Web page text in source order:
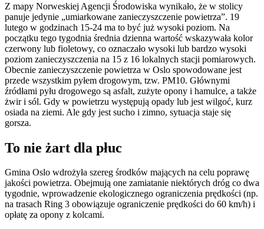
Z mapy Norweskiej Agencji Środowiska wynikało, że ​​w stolicy
panuje jedynie „umiarkowane zanieczyszczenie powietrza”. 19
lutego w godzinach 15-24 ma to być już wysoki poziom. Na
początku tego tygodnia średnia dzienna wartość wskazywała kolor
czerwony lub fioletowy, co oznaczało wysoki lub bardzo wysoki
poziom zanieczyszczenia na 15 z 16 lokalnych stacji pomiarowych.
Obecnie zanieczyszczenie powietrza w Oslo spowodowane jest
przede wszystkim pyłem drogowym, tzw. PM10. Głównymi
źródłami pyłu drogowego są asfalt, zużyte opony i hamulce, a także
żwir i sól. Gdy w powietrzu występują opady lub jest wilgoć, kurz
osiada na ziemi. Ale gdy jest sucho i zimno, sytuacja staje się
gorsza.
To nie żart dla płuc
Gmina Oslo wdrożyła szereg środków mających na celu poprawę
jakości powietrza. Obejmują one zamiatanie niektórych dróg co dwa
tygodnie, wprowadzenie ekologicznego ograniczenia prędkości (np.
na trasach Ring 3 obowiązuje ograniczenie prędkości do 60 km/h) i
opłatę za opony z kolcami.